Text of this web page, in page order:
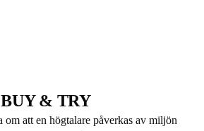
BUY & TRY
att en högtalare påverkas av miljön